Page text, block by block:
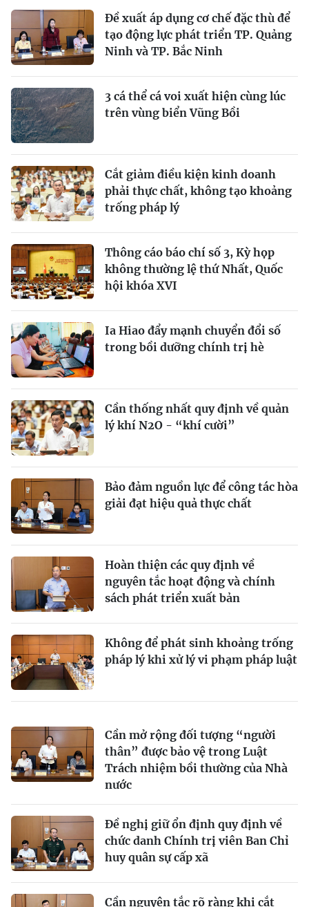
Đề xuất áp dụng cơ chế đặc thù để
tạo động lực phát triển TP. Quảng
Ninh và TP. Bắc Ninh
3 cá thể cá voi xuất hiện cùng lúc
trên vùng biển Vũng Bồi
Cắt giảm điều kiện kinh doanh
phải thực chất, không tạo khoảng
trống pháp lý
Thông cáo báo chí số 3, Kỳ họp
không thường lệ thứ Nhất, Quốc
hội khóa XVI
Ia Hiao đẩy mạnh chuyển đổi số
trong bồi dưỡng chính trị hè
Cần thống nhất quy định về quản
lý khí N2O - “khí cười”
Bảo đảm nguồn lực để công tác hòa
giải đạt hiệu quả thực chất
Hoàn thiện các quy định về
nguyên tắc hoạt động và chính
sách phát triển xuất bản
Không để phát sinh khoảng trống
pháp lý khi xử lý vi phạm pháp luật
Cần mở rộng đối tượng “người
thân” được bảo vệ trong Luật
Trách nhiệm bồi thường của Nhà
nước
Đề nghị giữ ổn định quy định về
chức danh Chính trị viên Ban Chỉ
huy quân sự cấp xã
Cần nguyên tắc rõ ràng khi cắt